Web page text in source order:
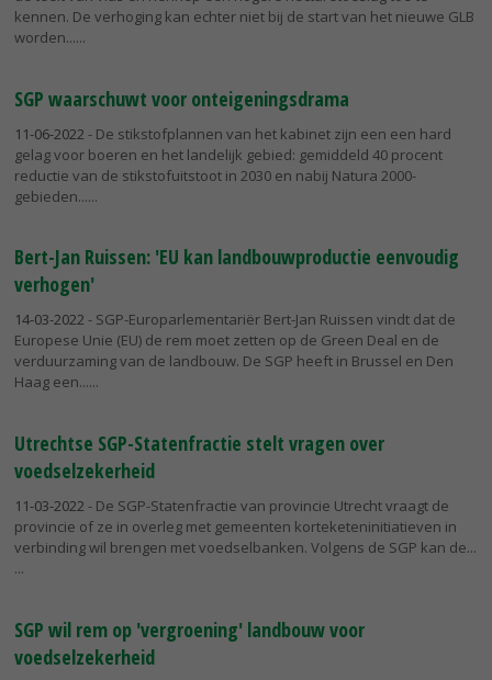
kennen. De verhoging kan echter niet bij de start van het nieuwe GLB
worden...
SGP waarschuwt voor onteigeningsdrama
11-06-2022 - De stikstofplannen van het kabinet zijn een een hard
gelag voor boeren en het landelijk gebied: gemiddeld 40 procent
reductie van de stikstofuitstoot in 2030 en nabij Natura 2000-
gebieden...
Bert-Jan Ruissen: 'EU kan landbouwproductie eenvoudig
verhogen'
14-03-2022 - SGP-Europarlementariër Bert-Jan Ruissen vindt dat de
Europese Unie (EU) de rem moet zetten op de Green Deal en de
verduurzaming van de landbouw. De SGP heeft in Brussel en Den
Haag een...
Utrechtse SGP-Statenfractie stelt vragen over
voedselzekerheid
11-03-2022 - De SGP-Statenfractie van provincie Utrecht vraagt de
provincie of ze in overleg met gemeenten korteketeninitiatieven in
verbinding wil brengen met voedselbanken. Volgens de SGP kan de...
SGP wil rem op 'vergroening' landbouw voor
voedselzekerheid